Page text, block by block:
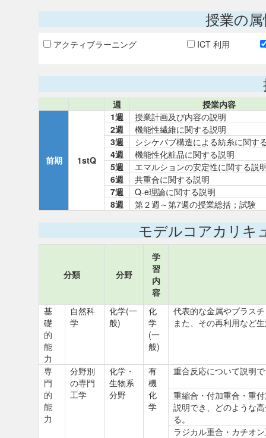
授業の
アクティブラーニング ICT 利用
週 授業内容
前期 1stQ
1週
授業計画及び内容の説明
2週
機能性繊維に関する説明
3週
シシケバブ構造による紡糸に関す
4週
機能性化粧品に関する説明
5週
エマルションの安定性に関する説
6週
共重合に関する説明
7週
Q-e理論に関する説明
8週
第２週～第7週の授業総括；試験
モデルコアカリキ
分類 分野
学
習
内
容
基
礎
的
能
力
自然科
学
化学(一
般)
化
学
(一
般)
代表的な金属やプラス
また、その再利用など
専
門
的
能
力
分野別
の専門
工学
化学・
生物系
分野
有
機
化
学
重合反応について説明
重縮合・付加重合・重
説明でき、どのような
る。
ラジカル重合・カチオ